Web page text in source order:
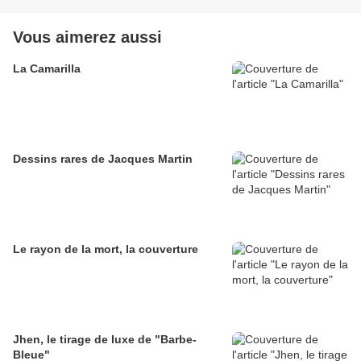
Vous aimerez aussi
La Camarilla
Dessins rares de Jacques Martin
Le rayon de la mort, la couverture
Jhen, le tirage de luxe de "Barbe-
Bleue"